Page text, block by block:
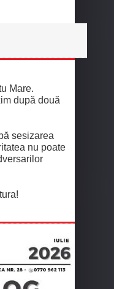
Mare.
după două
sesizarea
nu poate